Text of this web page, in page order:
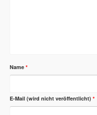
Name *
E-Mail (wird nicht veröffentlicht) *